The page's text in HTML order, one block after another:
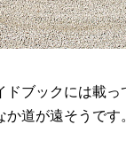
ブックには載
道が遠そうです